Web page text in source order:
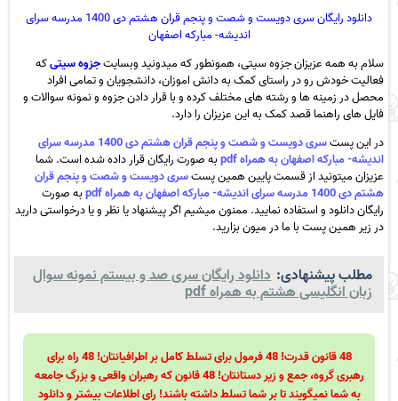
دانلود رایگان سری دویست و شصت و پنجم قران هشتم دی 1400 مدرسه سرای
اندیشه- مبارکه اصفهان
سلام به همه عزیزان جزوه سیتی، همونطور که میدونید وبسایتجزوه سیتیکه
فعالیت خودش رو در راستای کمک به دانش اموزان، دانشجویان و تمامی افراد
محصل در زمینه ها و رشته های مختلف کرده و با قرار دادن جزوه و نمونه سوالات و
فایل های راهنما قصد کمک به این عزیزان را دارد.
در این پست
سری دویست و شصت و پنجم قران هشتم دی 1400 مدرسه سرای
اندیشه- مبارکه اصفهان به همراه pdf
به صورت رایگان قرار داده شده است. شما
عزیزان میتونید از قسمت پایین همین پستسری دویست و شصت و پنجم قران
هشتم دی 1400 مدرسه سرای اندیشه- مبارکه اصفهان به همراه pdf
به صورت
رایگان دانلود و استفاده نمایید. ممنون میشیم اگر پیشنهاد یا نظر و یا درخواستی دارید
در زیر همین پست با ما در میون بزارید.
مطلب پیشنهادی: دانلود رایگان سری صد و بیستم نمونه سوال
زبان انگلیسی هشتم به همراه pdf
48 قانون قدرت! 48 فرمول برای تسلط کامل بر اطرافیانتان! 48 راه برای
رهبری گروه، جمع و زیر دستانتان! 48 قانون که رهبران واقعی و بزرگ جامعه
به شما نمیگویند تا بر شما تسلط داشته باشند! رای اطلاعات بیشتر و دانلود